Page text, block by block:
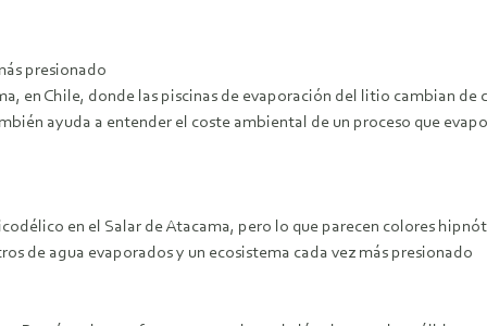
presionado
en Chile, donde las piscinas de evaporación del litio cambian de
ayuda a entender el coste ambiental de un proceso que
en el Salar de Atacama, pero lo que parecen colores
de agua evaporados y un ecosistema cada vez más presionado